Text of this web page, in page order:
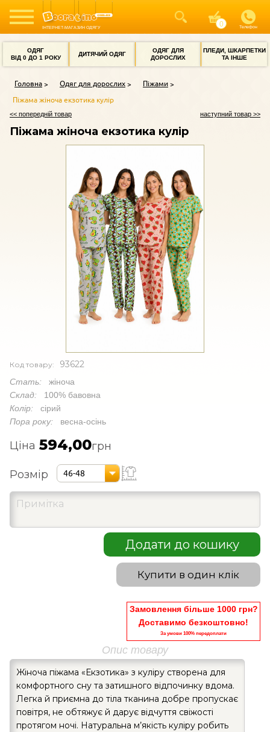
ІНТЕРНЕТ-МАГАЗИН ОДЯГУ Телефон
ОДЯГ
ВІД 0 ДО 1 РОКУ
ДИТЯЧИЙ ОДЯГ
ОДЯГ ДЛЯ
ДОРОСЛИХ
ПЛЕДИ, ШКАРПЕТКИ
ТА ІНШЕ
Головна Одяг для дорослих
Піжами
Піжама жіноча екзотика кулір
<< попередній товар наступний товар >>
Піжама жіноча екзотика кулір
Код товару: 93622
Стать: жіноча
Склад: 100% бавовна
Колір: сірий
Пора року: весна-осінь
Ціна 594,00грн
Розмір 46-48
Додати до кошику
Купити в один клік
Замовлення більше 1000 грн?
Доставимо безкоштовно!
За умови 100% передоплати
Опис товару
Жіноча піжама «Екзотика» з куліру створена для
комфортного сну та затишного відпочинку вдома.
Легка й приємна до тіла тканина добре пропускає
повітря, не обтяжує й дарує відчуття свіжості
протягом ночі. Натуральна м’якість куліру робить